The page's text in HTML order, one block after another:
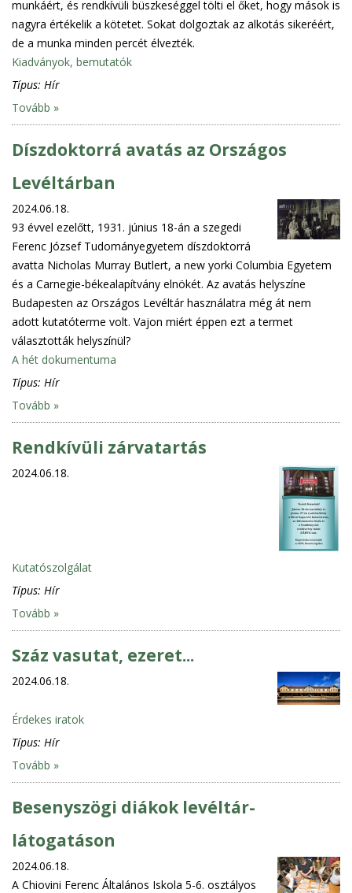
munkáért, és rendkívüli büszkeséggel tölti el őket, hogy mások is
nagyra értékelik a kötetet. Sokat dolgoztak az alkotás sikeréért,
de a munka minden percét élvezték.
Kiadványok, bemutatók
Típus: Hír
Tovább »
Díszdoktorrá avatás az Országos
Levéltárban
2024.06.18.
93 évvel ezelőtt, 1931. június 18-án a szegedi
Ferenc József Tudományegyetem díszdoktorrá
avatta Nicholas Murray Butlert, a new yorki Columbia Egyetem
és a Carnegie-békealapítvány elnökét. Az avatás helyszíne
Budapesten az Országos Levéltár használatra még át nem
adott kutatóterme volt. Vajon miért éppen ezt a termet
választották helyszínül?
A hét dokumentuma
Típus: Hír
Tovább »
Rendkívüli zárvatartás
2024.06.18.
Kutatószolgálat
Típus: Hír
Tovább »
Száz vasutat, ezeret...
2024.06.18.
Érdekes iratok
Típus: Hír
Tovább »
Besenyszögi diákok levéltár-
látogatáson
2024.06.18.
A Chiovini Ferenc Általános Iskola 5-6. osztályos